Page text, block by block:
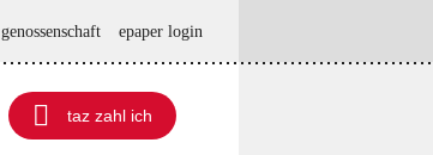
genossenschaft epaper login

taz zahl ich
taz zahl ich